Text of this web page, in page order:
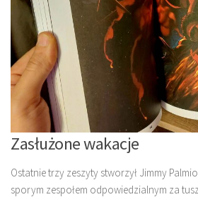
Zasłużone wakacje
Ostatnie trzy zeszyty stworzył Jimmy
sporym zespołem odpowiedzialnym za